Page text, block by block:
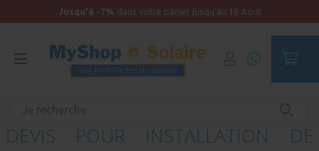
Jusqu'à -7% dans votre panier jusqu'au 16 Aout
DEVIS POUR INSTALLATION DE